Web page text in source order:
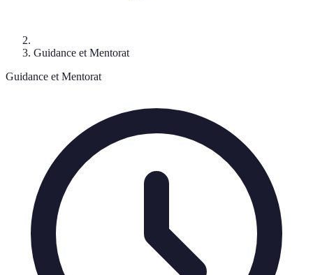
Guidance et Mentorat
Guidance et Mentorat